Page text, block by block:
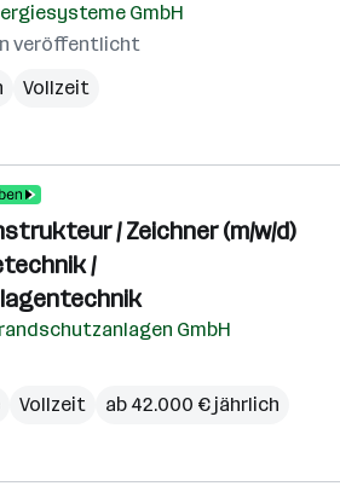
GmbH
veröffentlicht
Vollzeit
/ Zeichner (m/w/d)
/
GmbH
Vollzeit ab 42.000 € jährlich